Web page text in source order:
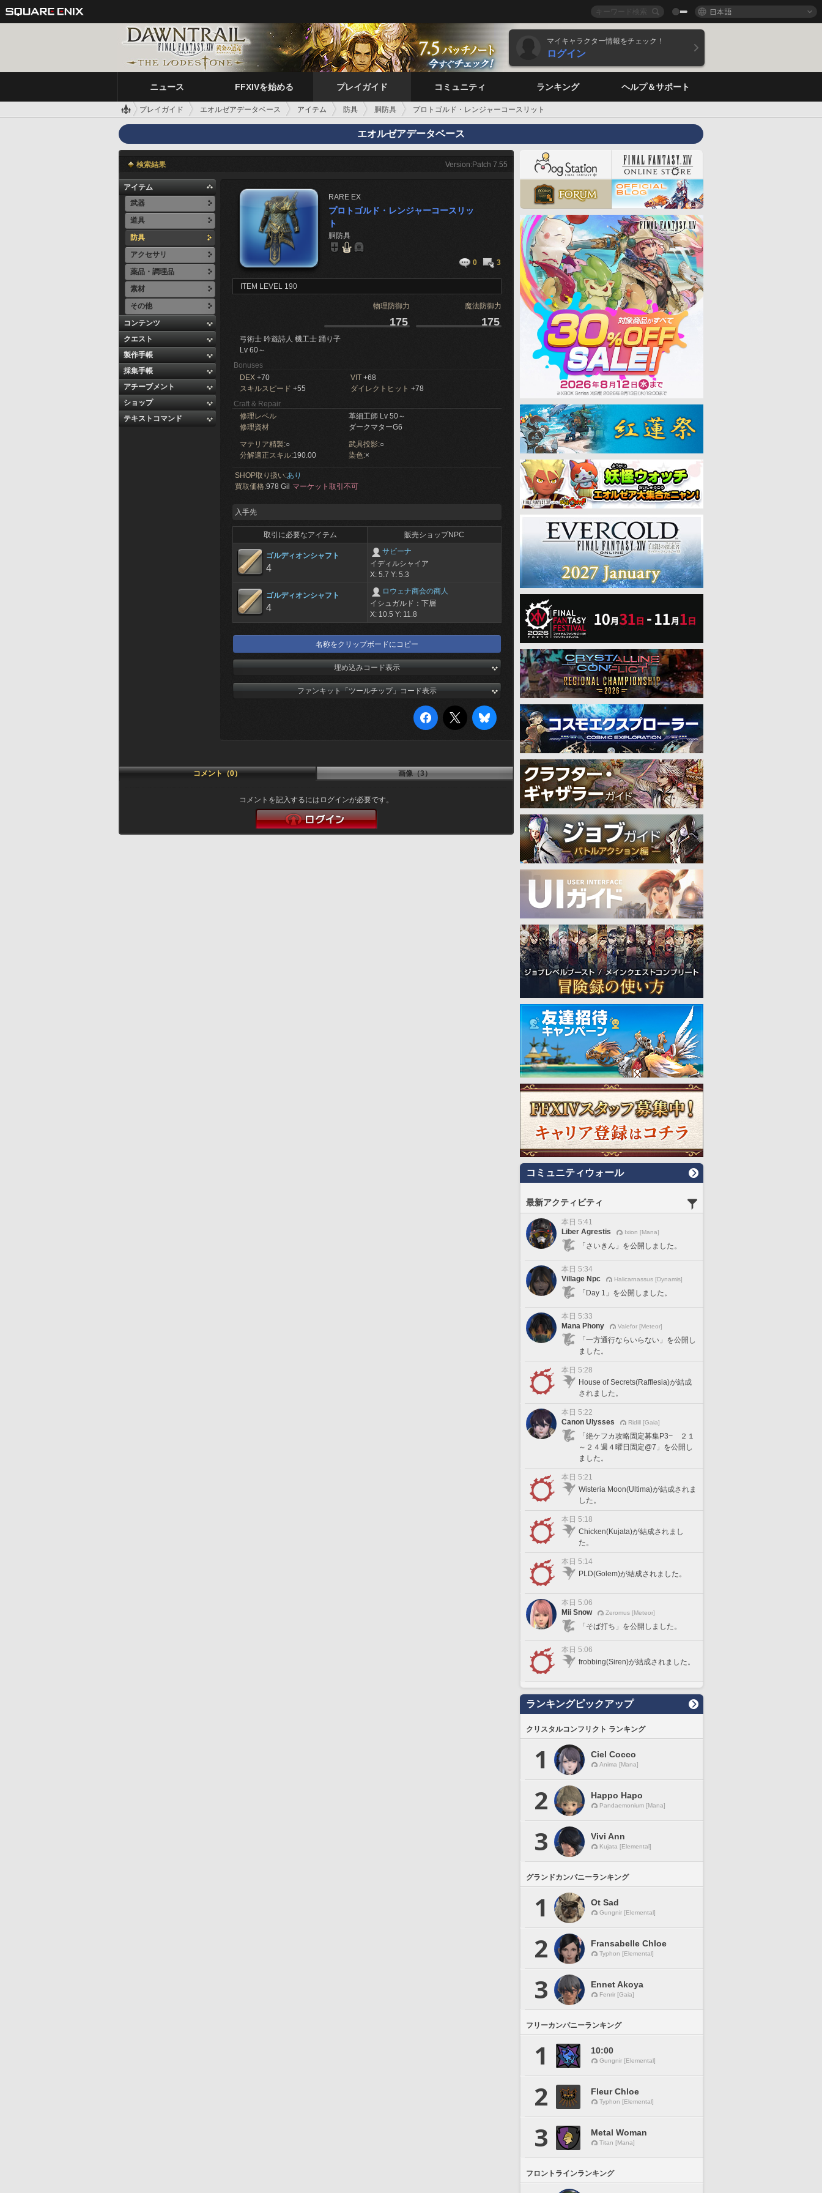
日本語
マイキャラクター情報をチェック！
ログイン
ニュース FFXIVを始める プレイガイド コミュニティ ランキング ヘルプ＆サポート
プレイガイド エオルゼアデータベース アイテム 防具 胴防具 プロトゴルド・レンジャーコースリット
エオルゼアデータベース
検索結果 Version:Patch 7.55
アイテム
武器
道具
防具
アクセサリ
薬品・調理品
素材
その他
コンテンツ
クエスト
製作手帳
採集手帳
アチーブメント
ショップ
テキストコマンド
RARE EX
プロトゴルド・レンジャーコースリッ
ト
胴防具
0 3
ITEM LEVEL 190
物理防御力 魔法防御力
175 175
弓術士 吟遊詩人 機工士 踊り子
Lv 60～
Bonuses
DEX +70 VIT +68
スキルスピード +55 ダイレクトヒット +78
Craft & Repair
修理レベル
革細工師 Lv 50～
修理資材
ダークマターG6
マテリア精製:○ 武具投影:○
分解適正スキル:190.00 染色:×
SHOP取り扱い:あり
買取価格:978 Gil マーケット取引不可
入手先
取引に必要なアイテム 販売ショップNPC
ゴルディオンシャフト
4
サビーナ
イディルシャイア
X: 5.7 Y: 5.3
ゴルディオンシャフト
4
ロウェナ商会の商人
イシュガルド：下層
X: 10.5 Y: 11.8
名称をクリップボードにコピー
埋め込みコード表示
ファンキット「ツールチップ」コード表示
コメント（0） 画像（3）
コメントを記入するにはログインが必要です。
コミュニティウォール
最新アクティビティ
本日 5:41
Liber Agrestis
Ixion [Mana]
「さいきん」を公開しました。
本日 5:34
Village Npc
Halicarnassus [Dynamis]
「Day 1」を公開しました。
本日 5:33
Mana Phony
Valefor [Meteor]
「一方通行ならいらない」を公開し
ました。
本日 5:28
House of Secrets(Rafflesia)が結成
されました。
本日 5:22
Canon Ulysses
Ridill [Gaia]
「絶ケフカ攻略固定募集P3~ ２１
～２４週４曜日固定@7」を公開し
ました。
本日 5:21
Wisteria Moon(Ultima)が結成されま
した。
本日 5:18
Chicken(Kujata)が結成されまし
た。
本日 5:14
PLD(Golem)が結成されました。
本日 5:06
Mii Snow
Zeromus [Meteor]
「そば打ち」を公開しました。
本日 5:06
frobbing(Siren)が結成されました。
ランキングピックアップ
クリスタルコンフリクト ランキング
1 Ciel Cocco
Anima [Mana]
2 Happo Hapo
Pandaemonium [Mana]
3 Vivi Ann
Kujata [Elemental]
グランドカンパニーランキング
1 Ot Sad
Gungnir [Elemental]
2 Fransabelle Chloe
Typhon [Elemental]
3 Ennet Akoya
Fenrir [Gaia]
フリーカンパニーランキング
1 10:00
Gungnir [Elemental]
2 Fleur Chloe
Typhon [Elemental]
3 Metal Woman
Titan [Mana]
フロントラインランキング